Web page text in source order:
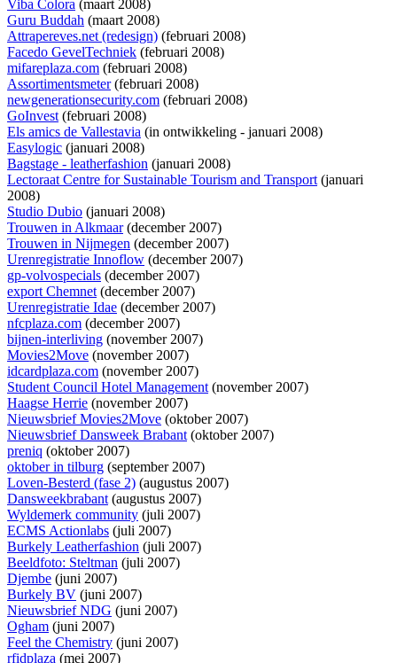
Viba Colora (maart 2008)
Guru Buddah (maart 2008)
Attrapereves.net (redesign) (februari 2008)
Facedo GevelTechniek (februari 2008)
mifareplaza.com (februari 2008)
Assortimentsmeter(februari 2008)
newgenerationsecurity.com (februari 2008)
GoInvest(februari 2008)
Els amics de Vallestavia (in ontwikkeling - januari 2008)
Easylogic (januari 2008)
Bagstage - leatherfashion (januari 2008)
Lectoraat Centre for Sustainable Tourism and Transport(januari
2008)
Studio Dubio (januari 2008)
Trouwen in Alkmaar(december 2007)
Trouwen in Nijmegen (december 2007)
Urenregistratie Innoflow (december 2007)
gp-volvospecials (december 2007)
export Chemnet(december 2007)
Urenregistratie Idae (december 2007)
nfcplaza.com (december 2007)
bijnen-interliving (november 2007)
Movies2Move (november 2007)
idcardplaza.com (november 2007)
Student Council Hotel Management(november 2007)
Haagse Herrie (november 2007)
Nieuwsbrief Movies2Move (oktober 2007)
Nieuwsbrief Dansweek Brabant(oktober 2007)
preniq (oktober 2007)
oktober in tilburg (september 2007)
Loven-Besterd (fase 2) (augustus 2007)
Dansweekbrabant(augustus 2007)
Wyldemerk community (juli 2007)
ECMS Actionlabs (juli 2007)
Burkely Leatherfashion (juli 2007)
Beeldfoto: Steltman (juli 2007)
Djembe (juni 2007)
Burkely BV (juni 2007)
Nieuwsbrief NDG (juni 2007)
Ogham (juni 2007)
Feel the Chemistry (juni 2007)
rfidplaza (mei 2007)